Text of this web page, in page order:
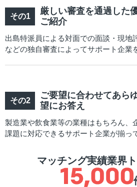
厳しい審査を通過した
ご紹介
出島特派員による対面での面談・現地
などの独自審査によってサポート企業
ご要望に合わせてあら
望にお答え
製造業や飲食業等の業種はもちろん、
課題に対応できるサポート企業が揃っ
マッチング実績業界